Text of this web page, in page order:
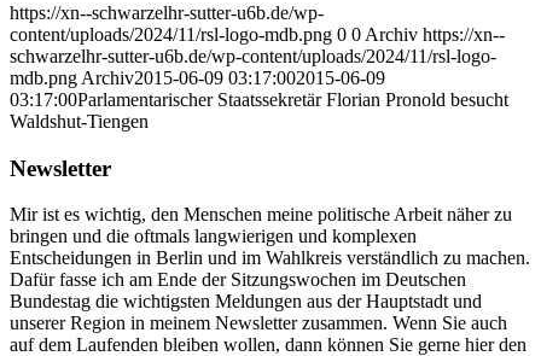
https://xn--schwarzelhr-sutter-u6b.de/wp-
content/uploads/2024/11/rsl-logo-mdb.png 0 0 Archiv https://xn--
schwarzelhr-sutter-u6b.de/wp-content/uploads/2024/11/rsl-logo-
mdb.png Archiv2015-06-09 03:17:002015-06-09
03:17:00Parlamentarischer Staatssekretär Florian Pronold besucht
Waldshut-Tiengen
Newsletter
Mir ist es wichtig, den Menschen meine politische Arbeit näher zu
bringen und die oftmals langwierigen und komplexen
Entscheidungen in Berlin und im Wahlkreis verständlich zu machen.
Dafür fasse ich am Ende der Sitzungswochen im Deutschen
Bundestag die wichtigsten Meldungen aus der Hauptstadt und
unserer Region in meinem Newsletter zusammen. Wenn Sie auch
auf dem Laufenden bleiben wollen, dann können Sie gerne hier den